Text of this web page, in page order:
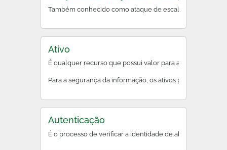
Também conhecido como ataque de escalação de
Ativo
É qualquer recurso que possui valor para a organização.
Para a segurança da informação, os ativos precisam ser
Autenticação
É o processo de verificar a identidade de alguém ou